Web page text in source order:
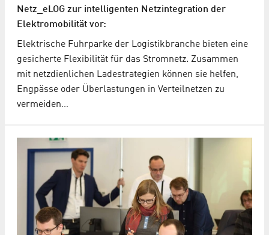
Netz_eLOG zur intelligenten Netzintegration der
Elektromobilität vor:
Elektrische Fuhrparke der Logistikbranche bieten eine
gesicherte Flexibilität für das Stromnetz. Zusammen
mit netzdienlichen Ladestrategien können sie helfen,
Engpässe oder Überlastungen in Verteilnetzen zu
vermeiden…